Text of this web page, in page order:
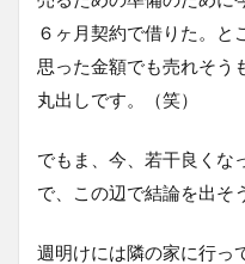
６ヶ月契約で借りた。と
思った金額でも売れそう
丸出しです。（笑）
でもま、今、若干良くな
で、この辺で結論を出そ
週明けには隣の家に行っ